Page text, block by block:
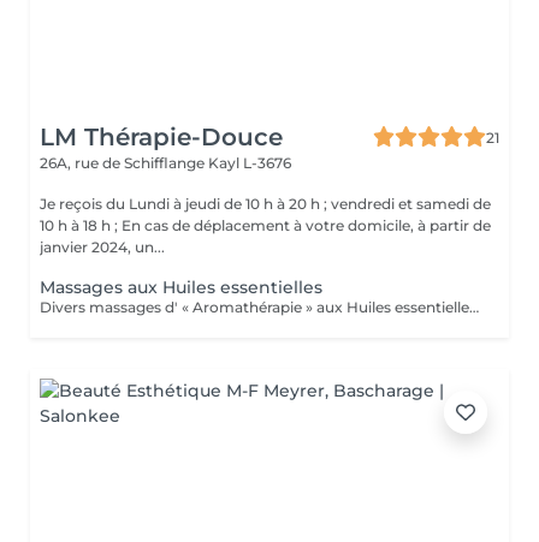
LM Thérapie-Douce
21
26A, rue de Schifflange Kayl L-3676
Je reçois du Lundi à jeudi de 10 h à 20 h ; vendredi et samedi de
10 h à 18 h ; En cas de déplacement à votre domicile, à partir de
janvier 2024, un...
Massages aux Huiles essentielles
Divers massages d' « Aromathérapie » aux Huiles essentielles (pour le corps) Ces massages apportent un soulagement immédiat à la tension musculaire, améliorent la circulation sanguine et lymphatique, augmente ses défenses Immunitaires. .Massage détente relax, "Plaisir" .Massage relaxation "Cocoon" .Massage amincissement drainage "Détox" .Massage pour les "douleurs articulaires" (dos-épaules-genoux) .Massage "Réflexe" : soulage courbatures, tendinites et autres douleurs articulaires et musculaires. Conseillé pour les sportifs ! .Massage "Tonic" pour la fatigue nerveuse, l'épuisement, le surmenage, le stress, la déprime, Besoin de Peps, et d'énergie, baisse de libido (tonique générale) ; Système immunitaire affaibli, rhume, antivirale, bronchite, nez bouché, sinusite, Arthrose, hyperthyroidie, fatigue des glandes surrénales... Ce massage est conseillé pour les périodes hivernales !